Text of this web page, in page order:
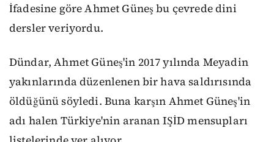
İfadesine göre Ahmet Güneş bu çevrede dini
dersler veriyordu.
Dündar, Ahmet Güneş'in 2017 yılında Meyadin
yakınlarında düzenlenen bir hava saldırısında
öldüğünü söyledi. Buna karşın Ahmet Güneş'in
adı halen Türkiye'nin aranan IŞİD mensupları